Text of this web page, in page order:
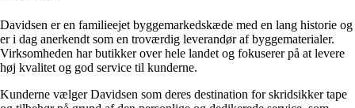
Davidsen er en familieejet byggemarkedskæde med en lang historie og
er i dag anerkendt som en troværdig leverandør af byggematerialer.
Virksomheden har butikker over hele landet og fokuserer på at levere
høj kvalitet og god service til kunderne.
Kunderne vælger Davidsen som deres destination for skridsikker tape